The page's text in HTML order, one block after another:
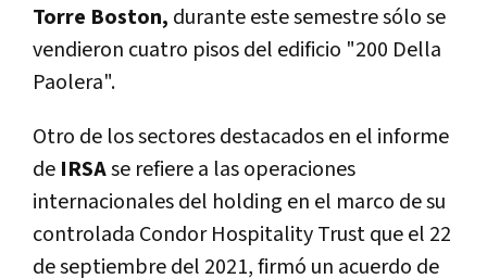
Torre Boston, durante este semestre sólo se
vendieron cuatro pisos del edificio "200 Della
Paolera".
Otro de los sectores destacados en el informe
de IRSAse refiere a las operaciones
internacionales del holding en el marco de su
controlada Condor Hospitality Trust que el 22
de septiembre del 2021, firmó un acuerdo de